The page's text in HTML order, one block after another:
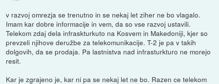
v razvoj omrezja se trenutno in se nekaj let ziher ne bo vlagalo.
Imam kar dobre informacije in vem, da so vse razvoj ustavili.
Telekom zdaj dela infraskturkuto na Kosvem in Makedoniji, kjer so
prevzeli njihove deružbe za telekomunikacije. T-2 je pa v takih
dolgovih, da se prodaja. Pa lastnistva nad infrasturkturo ne morejo
resit.
Kar je zgrajeno je, kar ni pa se nekaj let ne bo. Razen ce telekom